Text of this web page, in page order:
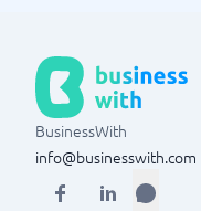
BusinessWith
info@businesswith.com